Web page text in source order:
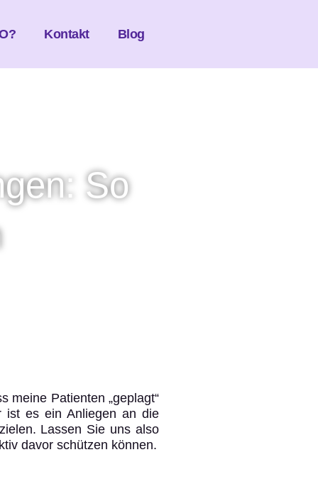
Kontakt Blog
So
meine Patienten „geplagt“
ist es ein Anliegen an die
Lassen Sie uns also
davor schützen können.